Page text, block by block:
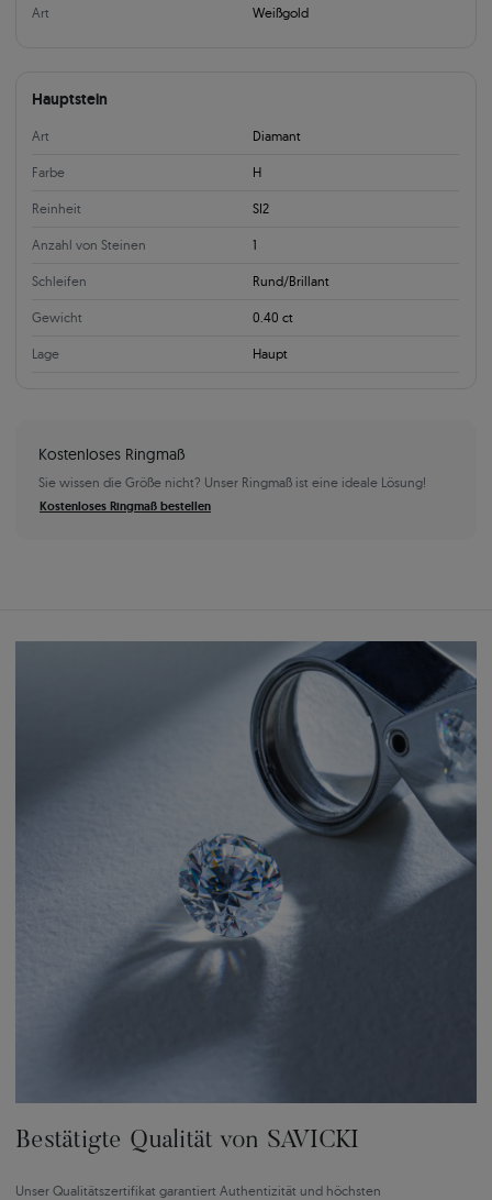
Art Weißgold
Hauptstein
Art Diamant
Farbe H
Reinheit SI2
Anzahl von Steinen 1
Schleifen Rund/Brillant
Gewicht 0.40 ct
Lage Haupt
Kostenloses Ringmaß
Sie wissen die Größe nicht? Unser Ringmaß ist eine ideale Lösung!
Kostenloses Ringmaß bestellen
Bestätigte Qualität von SAVICKI
Unser Qualitätszertifikat garantiert Authentizität und höchsten